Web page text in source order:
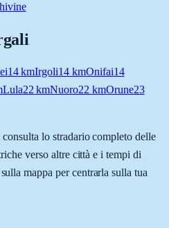
14kmIrgoli14kmOnifai14
Lula22 kmNuoro22 kmOrune23
consulta lo stradario completo delle
verso altre città e i tempi di
mappa per centrarla sulla tua